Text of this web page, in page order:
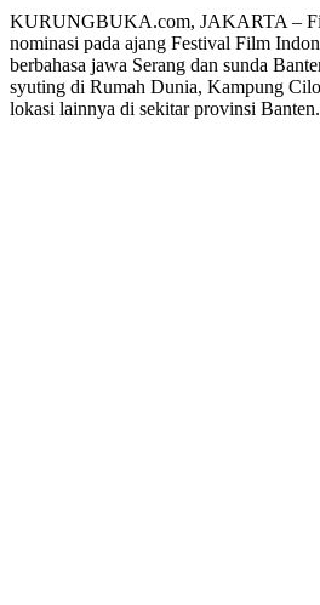
KURUNGBUKA.com, JAKARTA –
nominasi pada ajang Festival Film
berbahasa jawa Serang dan sunda
syuting di Rumah Dunia, Kampung
lokasi lainnya di sekitar provinsi Banten.